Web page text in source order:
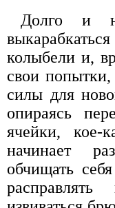
Долго и
колыбели и,
свои
силы для
опираясь
ячейки, кое-
начинает
обчищать